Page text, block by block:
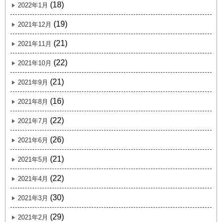
2022年1月 (18)
2021年12月 (19)
2021年11月 (21)
2021年10月 (22)
2021年9月 (21)
2021年8月 (16)
2021年7月 (22)
2021年6月 (26)
2021年5月 (21)
2021年4月 (22)
2021年3月 (30)
2021年2月 (29)